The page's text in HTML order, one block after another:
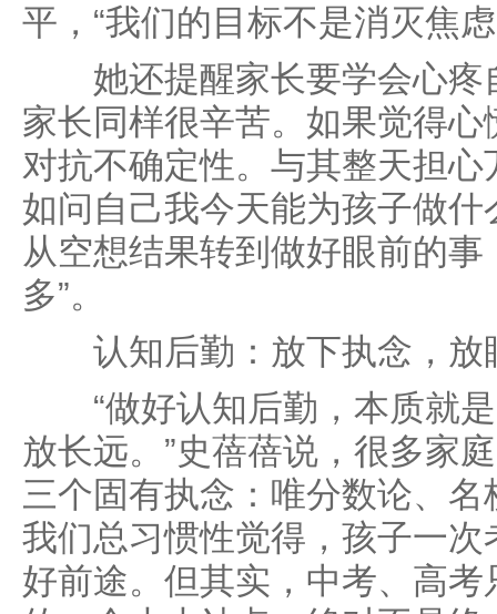
平，“我们的目标不是消灭焦
她还提醒家长要学会心疼
家长同样很辛苦。如果觉得
对抗不确定性。与其整天担
如问自己我今天能为孩子做
从空想结果转到做好眼前的
多”。
认知后勤：放下执念，放
“做好认知后勤，本质就是
放长远。”史蓓蓓说，很多家
三个固有执念：唯分数论、
我们总习惯性觉得，孩子一
好前途。但其实，中考、高